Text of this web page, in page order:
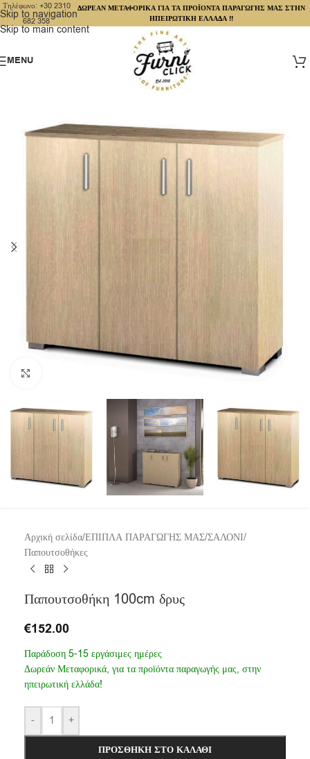
Skip to navigation
Skip to main content
Τηλέφωνο: +30 2310
682 358
ΔΩΡΕΑΝ ΜΕΤΑΦΟΡΙΚΑ ΓΙΑ ΤΑ ΠΡΟΪΟΝΤΑ ΠΑΡΑΓΩΓΗΣ ΜΑΣ ΣΤΗΝ
ΗΠΕΙΡΩΤΙΚΗ ΕΛΛΑΔΑ !!
MENU
Αρχική σελίδα/ΕΠΙΠΛΑ ΠΑΡΑΓΩΓΗΣ ΜΑΣ/ΣΑΛΟΝΙ/
Παπουτσοθήκες
Παπουτσοθήκη 100cm δρυς
€152.00
Παράδοση 5-15 εργάσιμες ημέρες
Δωρεάν Μεταφορικά, για τα προϊόντα παραγωγής μας, στην
ηπειρωτική ελλάδα!
- +
ΠΡΟΣΘΉΚΗ ΣΤΟ ΚΑΛΆΘΙ